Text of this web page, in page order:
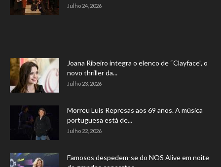
Julho 24, 2026
Joana Ribeiro integra o elenco de “Clayface”, o
novo thriller da...
Julho 23, 2026
Morreu Luís Represas aos 69 anos. A música
portuguesa está de...
Julho 22, 2026
Famosos despedem-se do NOS Alive em noite